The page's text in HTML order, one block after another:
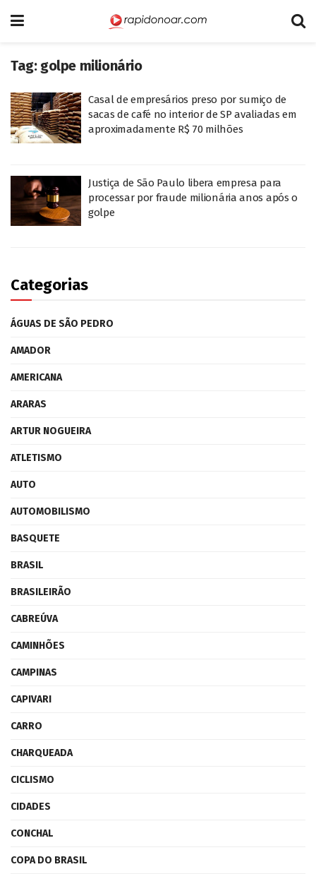
Tag: golpe milionário
Casal de empresários preso por sumiço de
sacas de café no interior de SP avaliadas em
aproximadamente R$ 70 milhões
Justiça de São Paulo libera empresa para
processar por fraude milionária anos após o
golpe
Categorias
ÁGUAS DE SÃO PEDRO
AMADOR
AMERICANA
ARARAS
ARTUR NOGUEIRA
ATLETISMO
AUTO
AUTOMOBILISMO
BASQUETE
BRASIL
BRASILEIRÃO
CABREÚVA
CAMINHÕES
CAMPINAS
CAPIVARI
CARRO
CHARQUEADA
CICLISMO
CIDADES
CONCHAL
COPA DO BRASIL